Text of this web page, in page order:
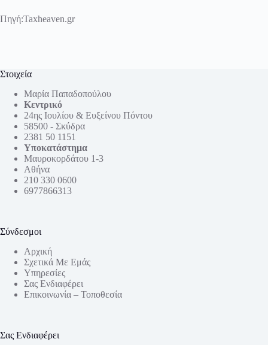
Πηγή:Taxheaven.gr
Στοιχεία
Μαρία Παπαδοπούλου
Κεντρικό
24ης Ιουλίου & Ευξείνου Πόντου
58500 - Σκύδρα
2381 50 1151
Υποκατάστημα
Μαυροκορδάτου 1-3
Αθήνα
210 330 0600
6977866313
Σύνδεσμοι
Αρχική
Σχετικά Με Εμάς
Υπηρεσίες
Σας Ενδιαφέρει
Επικοινωνία – Τοποθεσία
Σας Ενδιαφέρει